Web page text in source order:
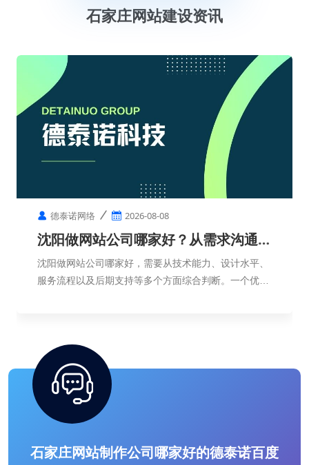
石家庄网站建设资讯
德泰诺网络 2026-08-08
沈阳做网站公司哪家好？从需求沟通到
网站上线需要多久？
沈阳做网站公司哪家好，需要从技术能力、设计水平、
服务流程以及后期支持等多个方面综合判断。一个优秀
石家庄网站制作公司哪家好的德泰诺百度